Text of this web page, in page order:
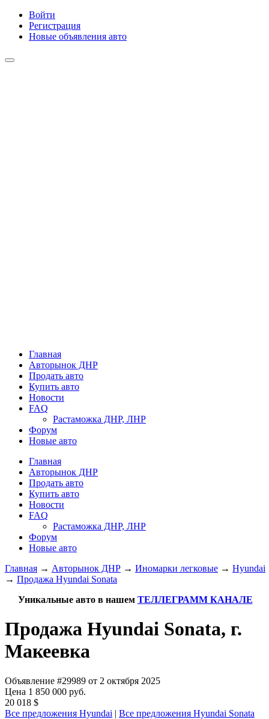
Войти
Регистрация
Новые объявления авто
Главная
Авторынок ДНР
Продать авто
Купить авто
Новости
FAQ
Растаможка ДНР, ЛНР
Форум
Новые авто
Главная
Авторынок ДНР
Продать авто
Купить авто
Новости
FAQ
Растаможка ДНР, ЛНР
Форум
Новые авто
Главная → Авторынок ДНР → Иномарки легковые → Hyundai
→ Продажа Hyundai Sonata
Уникальные авто в нашем ТЕЛЛЕГРАММ КАНАЛЕ
Продажа Hyundai Sonata, г.
Макеевка
Объявление #29989 от 2 октября 2025
Цена 1 850 000 руб.
20 018 $
Все предложения Hyundai | Все предложения Hyundai Sonata